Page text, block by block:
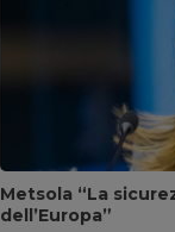
Metsola “La
dell’Europa”